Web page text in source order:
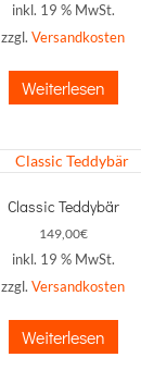
inkl. 19 % MwSt.
zzgl. Versandkosten
Weiterlesen
Classic Teddybär
149,00€
inkl. 19 % MwSt.
zzgl. Versandkosten
Weiterlesen